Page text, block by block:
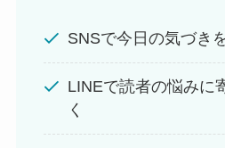
SNSで今日の気づき
LINEで読者の悩みに
く